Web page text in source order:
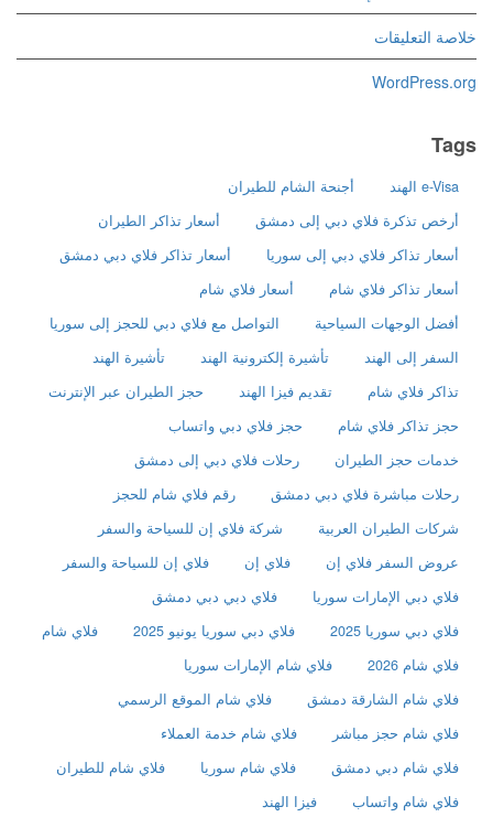
خلاصة التعليقات
WordPress.org
Tags
e-Visa الهند
أجنحة الشام للطيران
أرخص تذكرة فلاي دبي إلى دمشق
أسعار تذاكر الطيران
أسعار تذاكر فلاي دبي إلى سوريا
أسعار تذاكر فلاي دبي دمشق
أسعار تذاكر فلاي شام
أسعار فلاي شام
أفضل الوجهات السياحية
التواصل مع فلاي دبي للحجز إلى سوريا
السفر إلى الهند
تأشيرة إلكترونية الهند
تأشيرة الهند
تذاكر فلاي شام
تقديم فيزا الهند
حجز الطيران عبر الإنترنت
حجز تذاكر فلاي شام
حجز فلاي دبي واتساب
خدمات حجز الطيران
رحلات فلاي دبي إلى دمشق
رحلات مباشرة فلاي دبي دمشق
رقم فلاي شام للحجز
شركات الطيران العربية
شركة فلاي إن للسياحة والسفر
عروض السفر فلاي إن
فلاي إن
فلاي إن للسياحة والسفر
فلاي دبي الإمارات سوريا
فلاي دبي دبي دمشق
فلاي دبي سوريا 2025
فلاي دبي سوريا يونيو 2025
فلاي شام
فلاي شام 2026
فلاي شام الإمارات سوريا
فلاي شام الشارقة دمشق
فلاي شام الموقع الرسمي
فلاي شام حجز مباشر
فلاي شام خدمة العملاء
فلاي شام دبي دمشق
فلاي شام سوريا
فلاي شام للطيران
فلاي شام واتساب
فيزا الهند